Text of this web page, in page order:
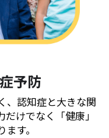
予防
、認知症と大きな関
けでなく「健康」
す。